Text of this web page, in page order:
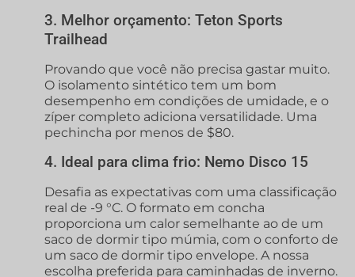
3. Melhor orçamento: Teton Sports
Trailhead
Provando que você não precisa gastar muito.
O isolamento sintético tem um bom
desempenho em condições de umidade, e o
zíper completo adiciona versatilidade. Uma
pechincha por menos de $80.
4. Ideal para clima frio: Nemo Disco 15
Desafia as expectativas com uma classificação
real de -9 °C. O formato em concha
proporciona um calor semelhante ao de um
saco de dormir tipo múmia, com o conforto de
um saco de dormir tipo envelope. A nossa
escolha preferida para caminhadas de inverno.